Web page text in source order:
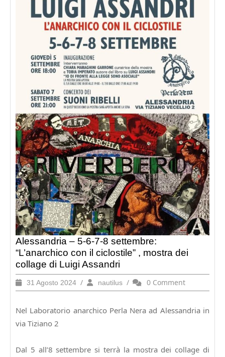
Alessandria – 5-6-7-8 settembre:
“L’anarchico con il ciclostile” , mostra dei
collage di Luigi Assandri
31 Agosto 2024 31
Agosto
/ nautilusnautilus
/ 0 Comment
Nel Laboratorio anarchico Perla Nera ad Alessandriain
via Tiziano 2
Dal 5 all’8 settembre si terrà la mostra dei collage di